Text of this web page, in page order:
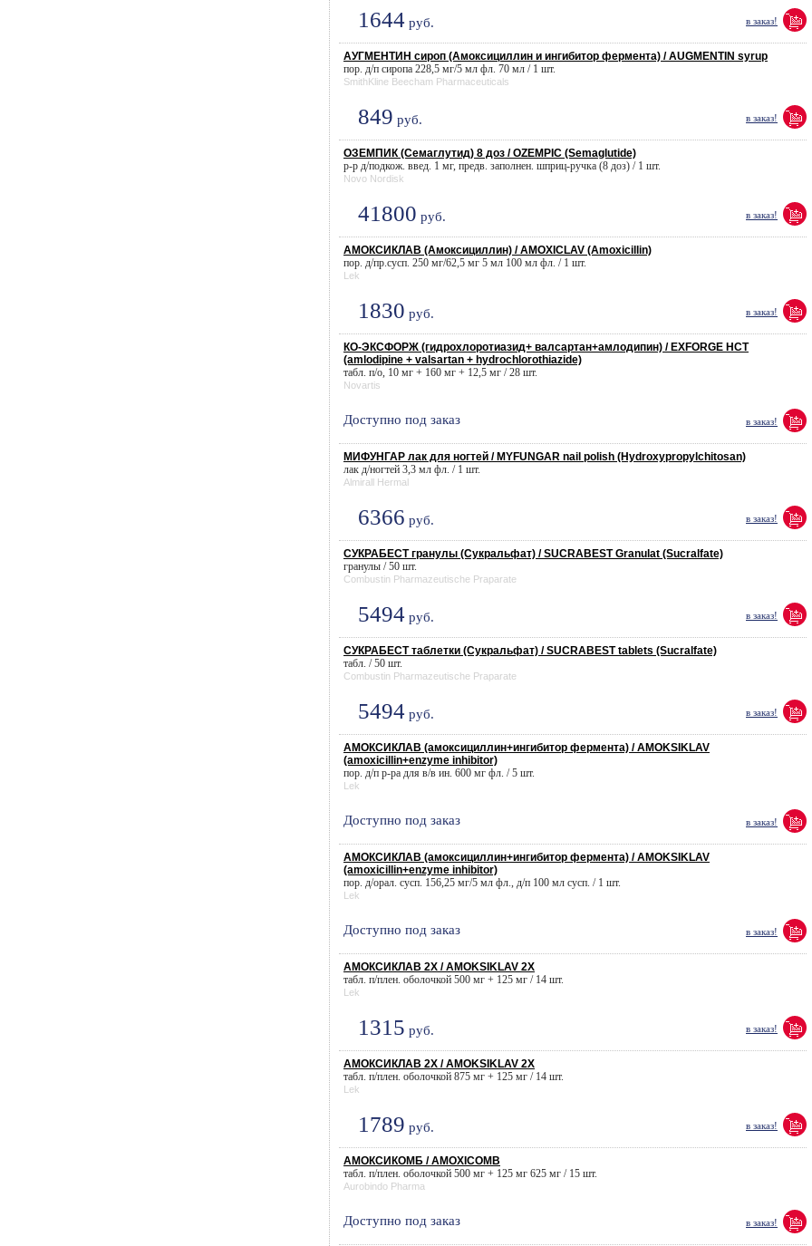
1644 руб. в заказ!
АУГМЕНТИН сироп (Амоксициллин и ингибитор фермента) / AUGMENTIN syrup
пор. д/п сиропа 228,5 мг/5 мл фл. 70 мл / 1 шт.
SmithKline Beecham Pharmaceuticals
849 руб. в заказ!
ОЗЕМПИК (Семаглутид) 8 доз / OZEMPIC (Semaglutide)
р-р д/подкож. введ. 1 мг, предв. заполнен. шприц-ручка (8 доз) / 1 шт.
Novo Nordisk
41800 руб. в заказ!
АМОКСИКЛАВ (Амоксициллин) / AMOXICLAV (Amoxicillin)
пор. д/пр.сусп. 250 мг/62,5 мг 5 мл 100 мл фл. / 1 шт.
Lek
1830 руб. в заказ!
КО-ЭКСФОРЖ (гидрохлоротиазид+ валсартан+амлодипин) / EXFORGE HCT
(amlodipine + valsartan + hydrochlorothiazide)
табл. п/о, 10 мг + 160 мг + 12,5 мг / 28 шт.
Novartis
Доступно под заказ в заказ!
МИФУНГАР лак для ногтей / MYFUNGAR nail polish (Hydroxypropylchitosan)
лак д/ногтей 3,3 мл фл. / 1 шт.
Almirall Hermal
6366 руб. в заказ!
СУКРАБЕСТ гранулы (Сукральфат) / SUCRABEST Granulat (Sucralfate)
гранулы / 50 шт.
Combustin Pharmazeutische Praparate
5494 руб. в заказ!
СУКРАБЕСТ таблетки (Сукральфат) / SUCRABEST tablets (Sucralfate)
табл. / 50 шт.
Combustin Pharmazeutische Praparate
5494 руб. в заказ!
АМОКСИКЛАВ (амоксициллин+ингибитор фермента) / AMOKSIKLAV
(amoxicillin+enzyme inhibitor)
пор. д/п р-ра для в/в ин. 600 мг фл. / 5 шт.
Lek
Доступно под заказ в заказ!
АМОКСИКЛАВ (амоксициллин+ингибитор фермента) / AMOKSIKLAV
(amoxicillin+enzyme inhibitor)
пор. д/орал. сусп. 156,25 мг/5 мл фл., д/п 100 мл сусп. / 1 шт.
Lek
Доступно под заказ в заказ!
АМОКСИКЛАВ 2X / AMOKSIKLAV 2X
табл. п/плен. оболочкой 500 мг + 125 мг / 14 шт.
Lek
1315 руб. в заказ!
АМОКСИКЛАВ 2X / AMOKSIKLAV 2X
табл. п/плен. оболочкой 875 мг + 125 мг / 14 шт.
Lek
1789 руб. в заказ!
АМОКСИКОМБ / AMOXICOMB
табл. п/плен. оболочкой 500 мг + 125 мг 625 мг / 15 шт.
Aurobindo Pharma
Доступно под заказ в заказ!